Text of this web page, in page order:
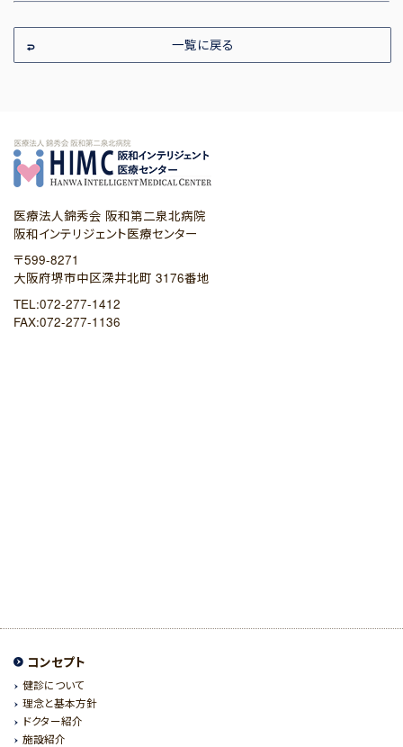
一覧に戻る
医療法人錦秀会 阪和第二泉北病院
阪和インテリジェント医療センター
〒599-8271
大阪府堺市中区深井北町 3176番地
TEL:072-277-1412
FAX:072-277-1136
コンセプト
健診について
理念と基本方針
ドクター紹介
施設紹介